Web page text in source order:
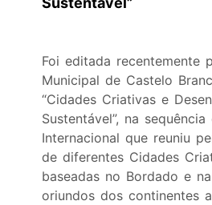
Foi editada recentemente
Municipal de Castelo
“Cidades Criativas e
Sustentável”, na
Internacional que reuniu
de diferentes Cidades
baseadas no Bordado e
oriundos dos continentes